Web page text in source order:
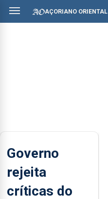
AÇORIANO ORIENTAL
Governo
rejeita
críticas do